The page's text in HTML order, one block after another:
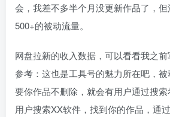
会，我差不多半个月没更新作品了，
500+的被动流量。
网盘拉新的收入数据，可以看看我之
参考：这也是工具号的魅力所在吧，
要你作品不删除，就会有用户通过搜
用户搜索XX软件，找到你的作品，通